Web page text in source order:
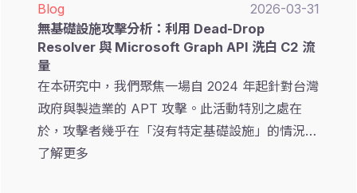
Blog
2026-03-31
無基礎設施攻擊分析：利用 Dead-Drop
Resolver 與 Microsoft Graph API 洗白 C2 流
量
在本研究中，我們聚焦一場自 2024 年起針對台灣
政府與製造業的 APT 攻擊。此活動特別之處在
於，攻擊者幾乎在「沒有特定基礎設施」的情況下
運作，並依賴多種 Dead-Drop Resolver 機制來
了解更多